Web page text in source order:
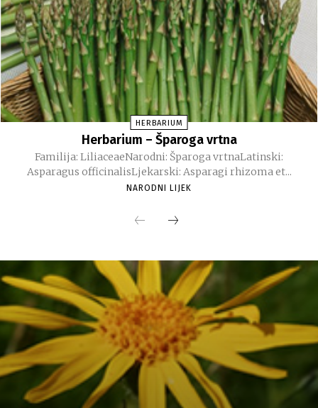
HERBARIUM
Herbarium – Šparoga vrtna
Familija: LiliaceaeNarodni: Šparoga vrtnaLatinski:
Asparagus officinalisLjekarski: Asparagi rhizoma et...
NARODNI LIJEK